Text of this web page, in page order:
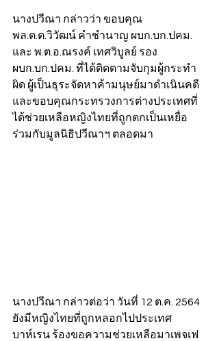
นางปวีณา กล่าวว่า ขอบคุณ
พล.ต.ต.วิวัฒน์ คำชำนาญ ผบก.บก.ปคม.
และ พ.ต.อ.ณรงค์ เทศวิบูลย์ รอง
ผบก.บก.ปคม. ที่ได้ติดตามจับกุมผู้กระทำ
ผิด ผู้เป็นธุระจัดหาค้ามนุษย์มาดำเนินคดี
และขอบคุณกระทรวงการต่างประเทศที่
ได้ช่วยเหลือหญิงไทยที่ถูกตกเป็นเหยื่อ
ร่วมกับมูลนิธิปวีณาฯ ตลอดมา
นางปวีณา กล่าวต่อว่า วันที่ 12 ต.ค. 2564
ยังมีหญิงไทยที่ถูกหลอกไปประเทศ
บาห์เรน ร้องขอความช่วยเหลือมาเพจเฟ